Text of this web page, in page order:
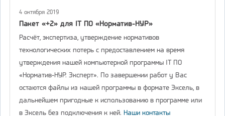
4 октября 2019
Пакет «+2» для IT ПО «Норматив-НУР»
Расчёт, экспертиза, утверждение нормативов
технологических потерь с предоставлением на время
утверждения нашей компьютерной программы IT ПО
«Норматив-НУР. Эксперт». По завершении работ у Вас
остаются файлы из нашей программы в формате Эксель, в
дальнейшем пригодные к использованию в программе или
в Эксель без подключения к ней. Наши контакты